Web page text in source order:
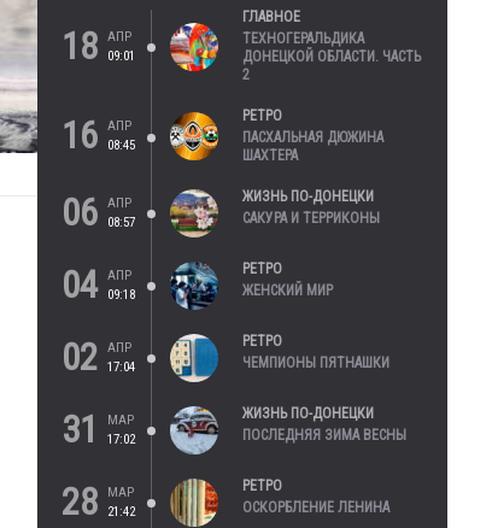
18
АПР
09:01
ГЛАВНОЕ
ТЕХНОГЕРАЛЬДИКА
ДОНЕЦКОЙ ОБЛАСТИ. ЧАСТЬ
2
16
АПР
08:45
РЕТРО
ПАСХАЛЬНАЯ ДЮЖИНА
ШАХТЕРА
06
АПР
08:57
ЖИЗНЬ ПО-ДОНЕЦКИ
САКУРА И ТЕРРИКОНЫ
04
АПР
09:18
РЕТРО
ЖЕНСКИЙ МИР
02
АПР
17:04
РЕТРО
ЧЕМПИОНЫ ПЯТНАШКИ
31
МАР
17:02
ЖИЗНЬ ПО-ДОНЕЦКИ
ПОСЛЕДНЯЯ ЗИМА ВЕСНЫ
28
МАР
21:42
РЕТРО
ОСКОРБЛЕНИЕ ЛЕНИНА